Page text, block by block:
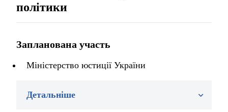
політики
Запланована участь
Міністерство юстиції України
Детальніше